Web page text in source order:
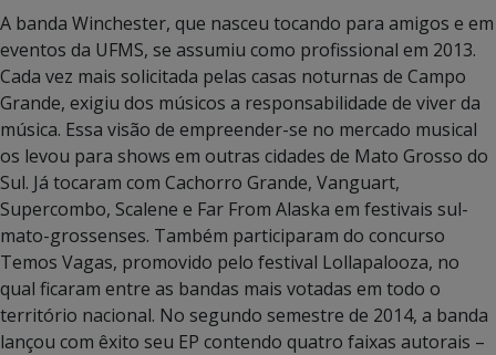
A banda Winchester, que nasceu tocando para amigos e em
eventos da UFMS, se assumiu como profissional em 2013.
Cada vez mais solicitada pelas casas noturnas de Campo
Grande, exigiu dos músicos a responsabilidade de viver da
música. Essa visão de empreender-se no mercado musical
os levou para shows em outras cidades de Mato Grosso do
Sul. Já tocaram com Cachorro Grande, Vanguart,
Supercombo, Scalene e Far From Alaska em festivais sul-
mato-grossenses. Também participaram do concurso
Temos Vagas, promovido pelo festival Lollapalooza, no
qual ficaram entre as bandas mais votadas em todo o
território nacional. No segundo semestre de 2014, a banda
lançou com êxito seu EP contendo quatro faixas autorais –